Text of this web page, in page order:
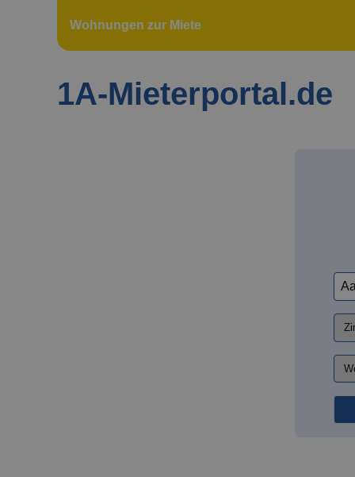
Wohnungen zur Miete
1A-Mieterportal.de